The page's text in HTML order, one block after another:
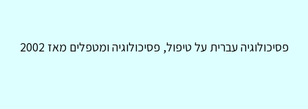
פסיכולוגיה עברית על טיפול, פסיכולוגיה ומטפלים מאז 2002